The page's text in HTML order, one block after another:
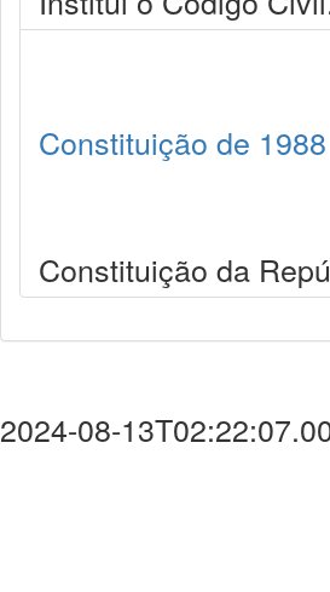
Constituição de 1988
Constituição da
2024-08-